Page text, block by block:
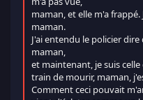
maman, et elle m'a frappé.
maman.
J'ai entendu le policier
maman,
et maintenant, je suis celle
train de mourir, maman,
Comment ceci pouvait